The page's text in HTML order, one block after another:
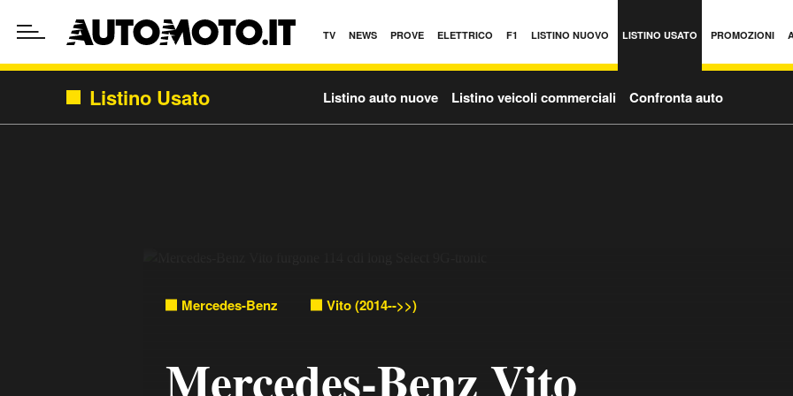
TV NEWS PROVE ELETTRICO F1 LISTINO NUOVO LISTINO USATO PROMOZIONI
Listino Usato Listino auto nuove Listino veicoli commerciali Confronta auto
Mercedes-Benz Vito (2014-->>)
Mercedes-Benz Vito